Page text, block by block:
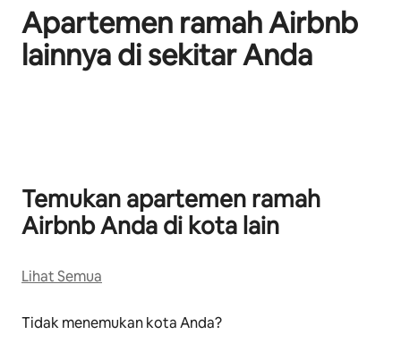
Apartemen ramah Airbnb
lainnya di sekitar Anda
Temukan apartemen ramah
Airbnb Anda di kota lain
Lihat Semua
Tidak menemukan kota Anda?